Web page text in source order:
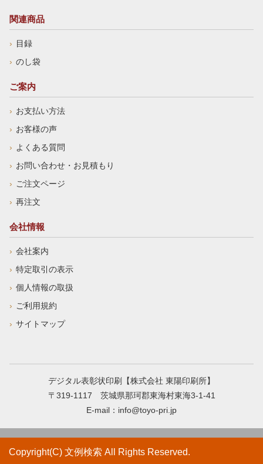
関連商品
目録
のし袋
ご案内
お支払い方法
お客様の声
よくある質問
お問い合わせ・お見積もり
ご注文ページ
再注文
会社情報
会社案内
特定取引の表示
個人情報の取扱
ご利用規約
サイトマップ
デジタル表彰状印刷【株式会社 東陽印刷所】
〒319-1117 茨城県那珂郡東海村東海3-1-41
E-mail： info@toyo-pri.jp
Copyright(C) 文例検索 All Rights Reserved.